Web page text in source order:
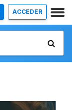
ACCEDER